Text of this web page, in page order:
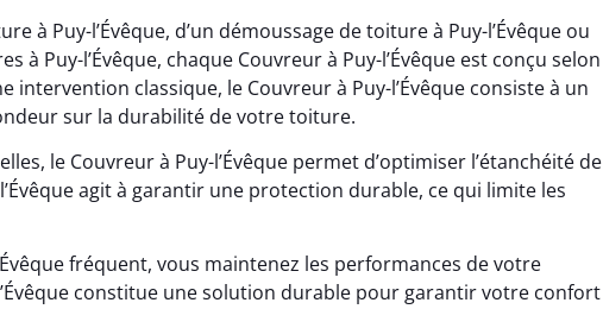
à Puy-l’Évêque, d’un démoussage de toiture à Puy-l’Évêque ou
à Puy-l’Évêque, chaque Couvreur à Puy-l’Évêque est conçu selon
intervention classique, le Couvreur à Puy-l’Évêque consiste à un
sur la durabilité de votre toiture.
le Couvreur à Puy-l’Évêque permet d’optimiser l’étanchéité de
agit à garantir une protection durable, ce qui limite les
fréquent, vous maintenez les performances de votre
constitue une solution durable pour garantir votre confort